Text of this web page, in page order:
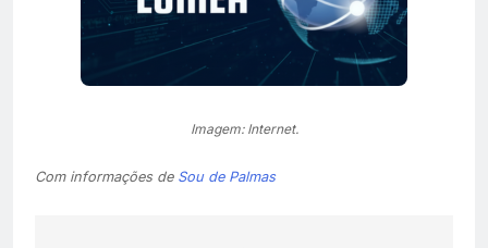
Imagem: Internet.
Com informações de Sou de Palmas